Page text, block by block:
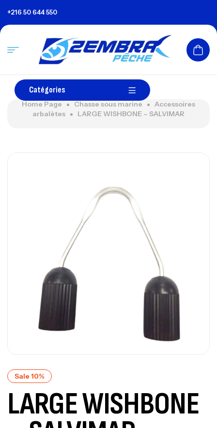
+216 50 644 550
Catégories
Home Page Chasse sous marine
Accessoires
arbalètes
LARGE WISHBONE – SALVIMAR
Sale 10%
LARGE WISHBONE